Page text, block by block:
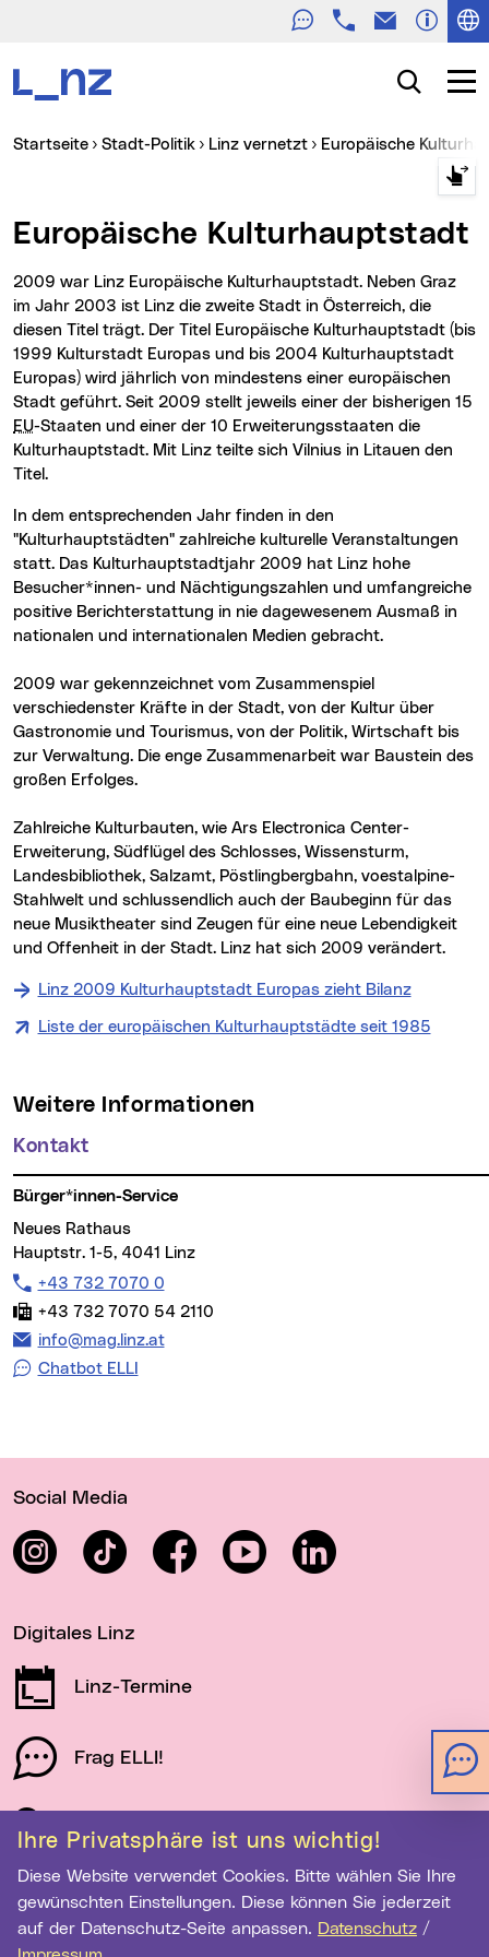
Ihre Privatsphäre ist uns wichtig!
Diese Website verwendet Cookies. Bitte wählen Sie Ihre
gewünschten Einstellungen. Diese können Sie jederzeit
auf der Datenschutz-Seite anpassen. Datenschutz /
TelefonE-Mail
Suche
Sie sind hier:
Startseite Stadt-Politik Linz vernetzt Europäische
Europäische Kulturhauptstadt
2009 war Linz Europäische Kulturhauptstadt. Neben Graz
im Jahr 2003 ist Linz die zweite Stadt in Österreich, die
diesen Titel trägt. Der Titel Europäische Kulturhauptstadt (bis
1999 Kulturstadt Europas und bis 2004 Kulturhauptstadt
Europas) wird jährlich von mindestens einer europäischen
Stadt geführt. Seit 2009 stellt jeweils einer der bisherigen 15
EU-Staaten und einer der 10 Erweiterungsstaaten die
Kulturhauptstadt. Mit Linz teilte sich Vilnius in Litauen den
Titel.
"Kulturhauptstädten" zahlreiche kulturelle Veranstaltungen
statt. Das Kulturhauptstadtjahr 2009 hat Linz hohe
Besucher*innen- und Nächtigungszahlen und umfangreiche
positive Berichterstattung in nie dagewesenem Ausmaß in
nationalen und internationalen Medien gebracht.
2009 war gekennzeichnet vom Zusammenspiel
verschiedenster Kräfte in der Stadt, von der Kultur über
Gastronomie und Tourismus, von der Politik, Wirtschaft bis
zur Verwaltung. Die enge Zusammenarbeit war Baustein des
großen Erfolges.
Zahlreiche Kulturbauten, wie Ars Electronica Center-
Erweiterung, Südflügel des Schlosses, Wissensturm,
Landesbibliothek, Salzamt, Pöstlingbergbahn, voestalpine-
Stahlwelt und schlussendlich auch der Baubeginn für das
neue Musiktheater sind Zeugen für eine neue Lebendigkeit
und Offenheit in der Stadt. Linz hat sich 2009 verändert.
Linz 2009 Kulturhauptstadt Europas zieht Bilanz
Liste der europäischen Kulturhauptstädte seit 1985
Weitere Informationen
Kontakt
Bürger*innen-Service
Neues Rathaus
Hauptstr. 1-5, 4041 Linz
Telefon:
+43 732 7070 0
Fax:
+43 732 7070 54 2110
E-Mail Adresse:
info@mag.linz.at
Chatbot ELLI
Social Media
InstagramTikTok FacebookYouTube LinkedIn
Digitales Linz
Linz-Termine
Frag ELLI!
Schau auf Linz
Newsletter-Anmeldung